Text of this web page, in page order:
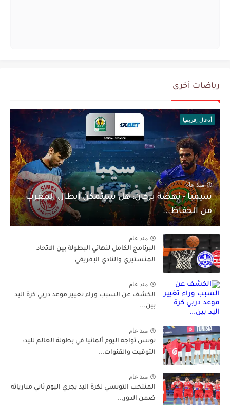
رياضات أخرى
أدغال إفريقيا
منذ عام
سيمبا - نهضة بركان: هل سيتمكن أبطال المغرب
من الحفاظ...
منذ عام
البرنامج الكامل لنهائي البطولة بين الاتحاد
المنستيري والنادي الإفريقي
منذ عام
الكشف عن السبب وراء تغيير موعد دربي كرة اليد
بين...
منذ عام
تونس تواجه اليوم ألمانيا في بطولة العالم لليد:
التوقيت والقنوات...
منذ عام
المنتخب التونسي لكرة اليد يجري اليوم ثاني مبارياته
ضمن الدور...